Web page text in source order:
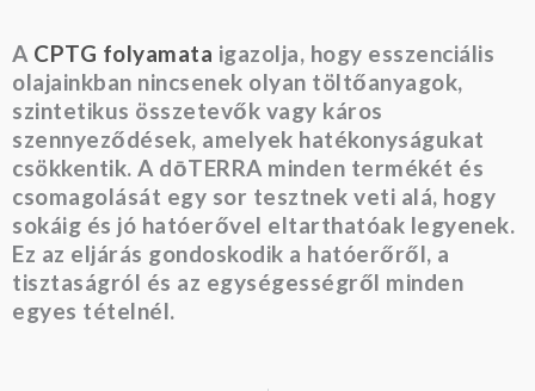
A CPTG folyamata igazolja, hogy esszenciális
olajainkban nincsenek olyan töltőanyagok,
szintetikus összetevők vagy káros
szennyeződések, amelyek hatékonyságukat
csökkentik. A dōTERRA minden termékét és
csomagolását egy sor tesztnek veti alá, hogy
sokáig és jó hatóerővel eltarthatóak legyenek.
Ez az eljárás gondoskodik a hatóerőről, a
tisztaságról és az egységességről minden
egyes tételnél.